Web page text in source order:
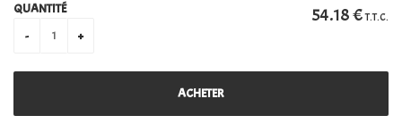
54.18€T.T.C.
QUANTITÉ